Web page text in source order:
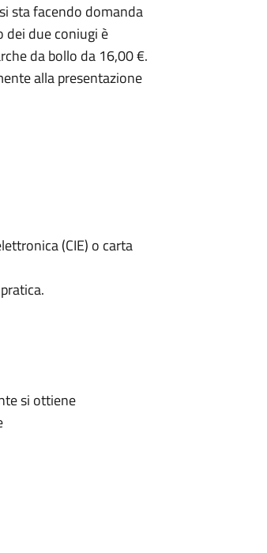
sta facendo domanda
dei due coniugi è
da bollo da 16,00 €.
alla presentazione
(CIE) o carta
si ottiene